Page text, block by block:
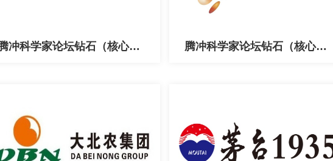
腾冲科学家论坛钻石（核心）合作伙伴 腾冲科学家论坛钻石（核心）合作伙伴